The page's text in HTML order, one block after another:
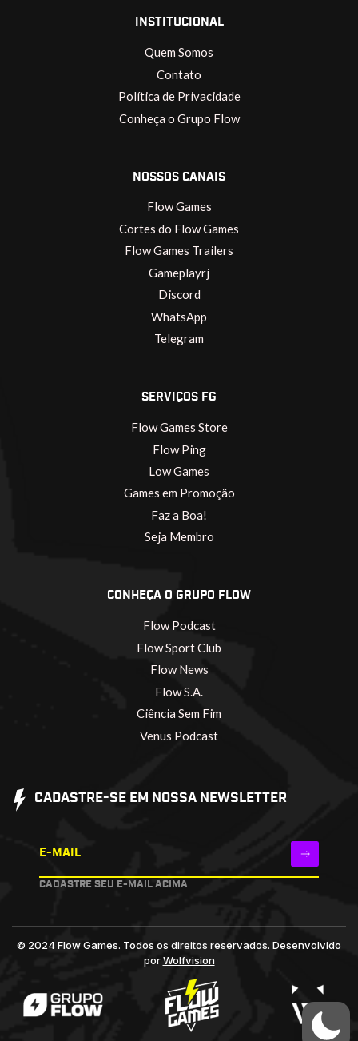
INSTITUCIONAL
Quem Somos
Contato
Política de Privacidade
Conheça o Grupo Flow
NOSSOS CANAIS
Flow Games
Cortes do Flow Games
Flow Games Trailers
Gameplayrj
Discord
WhatsApp
Telegram
SERVIÇOS FG
Flow Games Store
Flow Ping
Low Games
Games em Promoção
Faz a Boa!
Seja Membro
CONHEÇA O GRUPO FLOW
Flow Podcast
Flow Sport Club
Flow News
Flow S.A.
Ciência Sem Fim
Venus Podcast
CADASTRE-SE EM NOSSA NEWSLETTER
E-MAIL
CADASTRE SEU E-MAIL ACIMA
© 2024 Flow Games. Todos os direitos reservados. Desenvolvido
porWolfvision